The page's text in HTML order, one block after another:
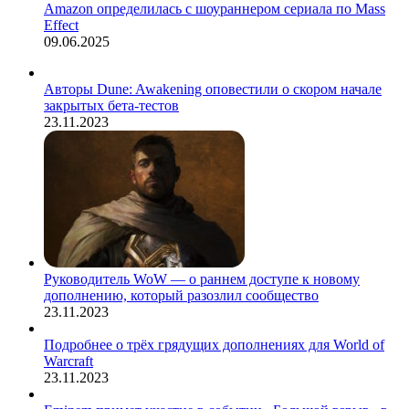
Amazon определилась с шоураннером сериала по Mass
Effect
09.06.2025
Авторы Dune: Awakening оповестили о скором начале
закрытых бета-тестов
23.11.2023
Руководитель WoW — о раннем доступе к новому
дополнению, который разозлил сообщество
23.11.2023
Подробнее о трёх грядущих дополнениях для World of
Warcraft
23.11.2023